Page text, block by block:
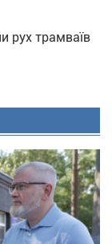
рух трамваїв